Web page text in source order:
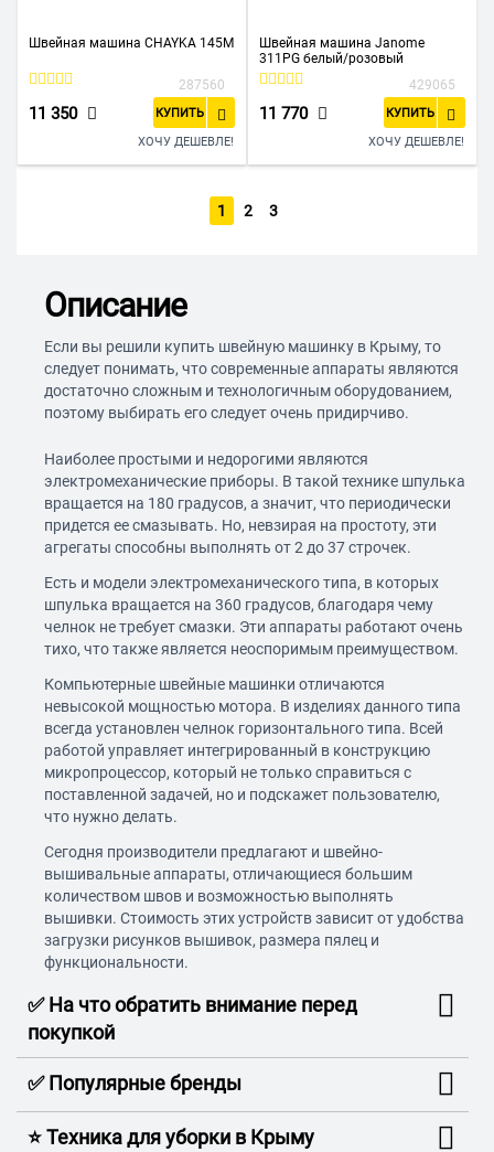
Швейная машина CHAYKA 145М
287560
11 350 КУПИТЬ
ХОЧУ ДЕШЕВЛЕ!
Швейная машина Janome
311PG белый/розовый
429065
11 770 КУПИТЬ
ХОЧУ ДЕШЕВЛЕ!
1 2 3
Описание
Если вы решили купить швейную машинку в Крыму, то
следует понимать, что современные аппараты являются
достаточно сложным и технологичным оборудованием,
поэтому выбирать его следует очень придирчиво.
Наиболее простыми и недорогими являются
электромеханические приборы. В такой технике шпулька
вращается на 180 градусов, а значит, что периодически
придется ее смазывать. Но, невзирая на простоту, эти
агрегаты способны выполнять от 2 до 37 строчек.
Есть и модели электромеханического типа, в которых
шпулька вращается на 360 градусов, благодаря чему
челнок не требует смазки. Эти аппараты работают очень
тихо, что также является неоспоримым преимуществом.
Компьютерные швейные машинки отличаются
невысокой мощностью мотора. В изделиях данного типа
всегда установлен челнок горизонтального типа. Всей
работой управляет интегрированный в конструкцию
микропроцессор, который не только справиться с
поставленной задачей, но и подскажет пользователю,
что нужно делать.
Сегодня производители предлагают и швейно-
вышивальные аппараты, отличающиеся большим
количеством швов и возможностью выполнять
вышивки. Стоимость этих устройств зависит от удобства
загрузки рисунков вышивок, размера пялец и
функциональности.
✅ На что обратить внимание перед
покупкой
✅ Популярные бренды
⭐️ Техника для уборки в Крыму